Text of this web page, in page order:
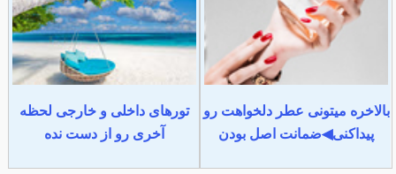
بالاخره میتونی عطر دلخواهت رو
پیداکنی◀ضمانت اصل بودن
تورهای داخلی و خارجی لحظه
آخری رو از دست نده